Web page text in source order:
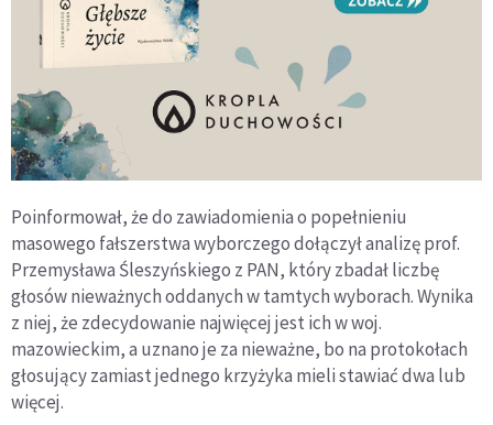
Poinformował, że do zawiadomienia o popełnieniu
masowego fałszerstwa wyborczego dołączył analizę prof.
Przemysława Śleszyńskiego z PAN, który zbadał liczbę
głosów nieważnych oddanych w tamtych wyborach. Wynika
z niej, że zdecydowanie najwięcej jest ich w woj.
mazowieckim, a uznano je za nieważne, bo na protokołach
głosujący zamiast jednego krzyżyka mieli stawiać dwa lub
więcej.